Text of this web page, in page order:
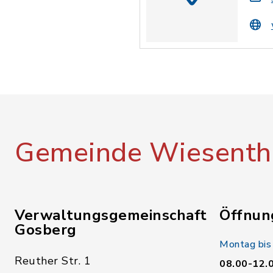
Gemeinde
Verwaltungsgemeinschaft
Gosberg
Reuther Str. 1
Montag
08.00-